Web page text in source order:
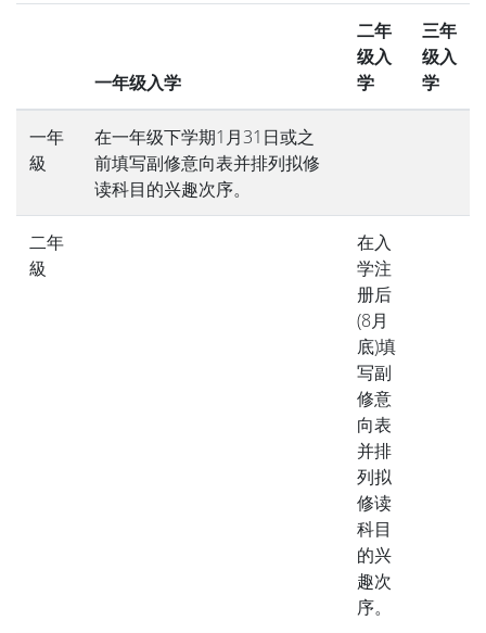
一年级入学
二年
级入
学
三年
级入
学
一年
級
在一年级下学期1月31日或之
前填写副修意向表并排列拟修
读科目的兴趣次序。
二年
級
在入
学注
册后
(8月
底)填
写副
修意
向表
并排
列拟
修读
科目
的兴
趣次
序。